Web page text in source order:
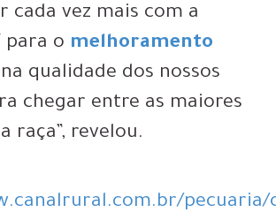
cada vez mais com a
para o melhoramento
qualidade dos nossos
chegar entre as maiores
raça”, revelou.
pecuaria/